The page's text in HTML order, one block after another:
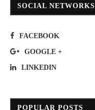
SOCIAL NETWORKS
FACEBOOK
GOOGLE +
LINKEDIN
POPULAR POSTS